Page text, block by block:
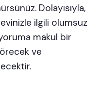
Dolayısıyla,
ilgili olumsuz
makul bir
ve